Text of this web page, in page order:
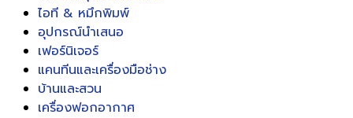
ไอที & หมึกพิมพ์
อุปกรณ์นำเสนอ
เฟอร์นิเจอร์
แคนทีนและเครื่องมือช่าง
บ้านและสวน
เครื่องฟอกอากาศ